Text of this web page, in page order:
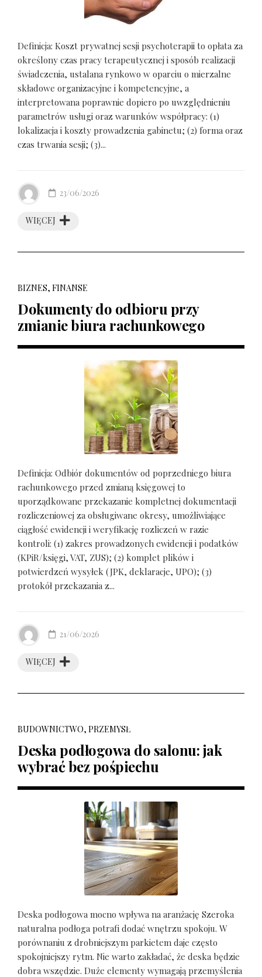
Definicja: Koszt prywatnej sesji psychoterapii to opłata za
określony czas pracy terapeutycznej i sposób realizacji
świadczenia, ustalana rynkowo w oparciu o mierzalne
składowe organizacyjne i kompetencyjne, a
interpretowana poprawnie dopiero po uwzględnieniu
parametrów usługi oraz warunków współpracy: (1)
lokalizacja i koszty prowadzenia gabinetu; (2) forma oraz
czas trwania sesji; (3)...
WIĘCEJ
23/06/2026
BIZNES, FINANSE
Dokumenty do odbioru przy
zmianie biura rachunkowego
Definicja: Odbiór dokumentów od poprzedniego biura
rachunkowego przed zmianą księgowej to
uporządkowane przekazanie kompletnej dokumentacji
rozliczeniowej za obsługiwane okresy, umożliwiające
ciągłość ewidencji i weryfikację rozliczeń w razie
kontroli: (1) zakres prowadzonych ewidencji i podatków
(KPiR/księgi, VAT, ZUS); (2) komplet plików i
potwierdzeń wysyłek (JPK, deklaracje, UPO); (3)
protokół przekazania z...
WIĘCEJ
21/06/2026
BUDOWNICTWO, PRZEMYSŁ
Deska podłogowa do salonu: jak
wybrać bez pośpiechu
Deska podłogowa mocno wpływa na aranżację Szeroka
naturalna podłoga potrafi dodać wnętrzu spokoju. W
porównaniu z drobniejszym parkietem daje często
spokojniejszy rytm. Nie warto zakładać, że deska będzie
dobra wszędzie. Duże elementy wymagają przemyślenia